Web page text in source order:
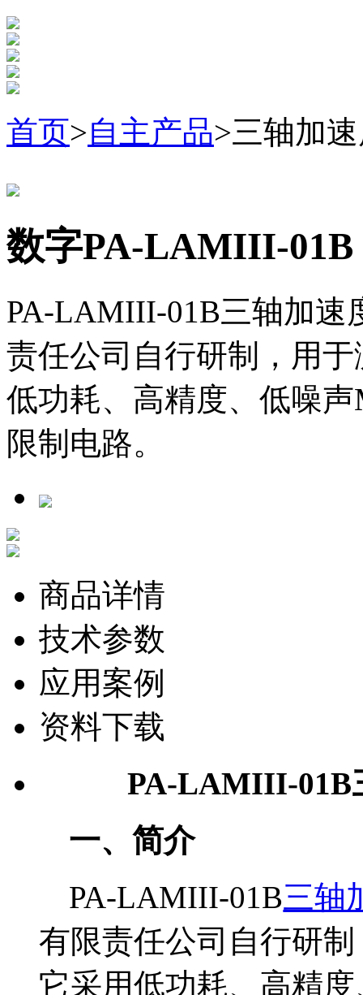
首页>自主产品>三轴加
数字PA-LAMIII-01B
PA-LAMIII-01B三轴加速
责任公司自行研制，用
低功耗、高精度、低噪
限制电路。
商品详情
技术参数
应用案例
资料下载
PA-LAMIII-01B
一、简介
PA-LAMIII-01B三轴
有限责任公司自行研
它采用低功耗、高精